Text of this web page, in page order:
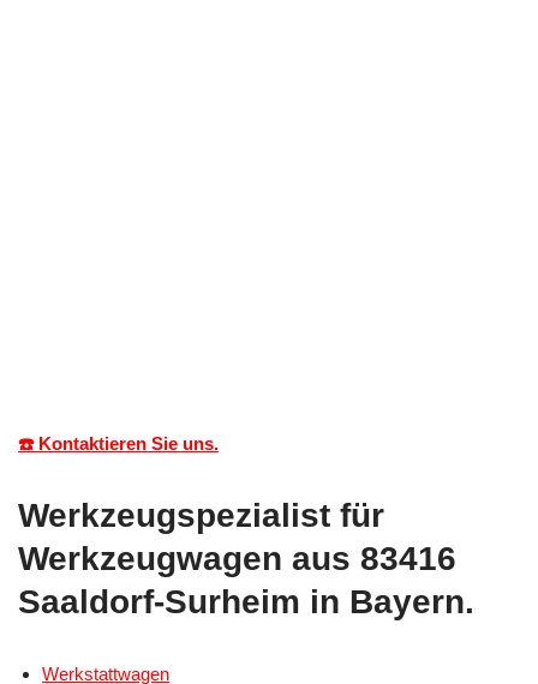
☎️ Kontaktieren Sie uns.
Werkzeugspezialist für
Werkzeugwagen aus 83416
Saaldorf-Surheim in Bayern.
Werkstattwagen